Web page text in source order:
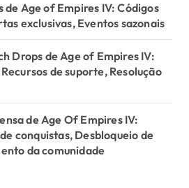
de Age of Empires IV: Códigos
exclusivas, Eventos sazonais
Drops de Age of Empires IV:
de suporte, Resolução
de Age Of Empires IV:
conquistas, Desbloqueio de
da comunidade